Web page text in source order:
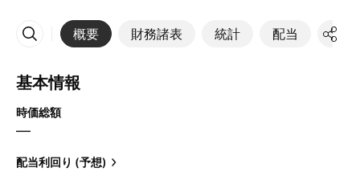
概要 財務諸表 統計 配当 決算
その他
基本情報
時価総額
—
配当利回り (予想)